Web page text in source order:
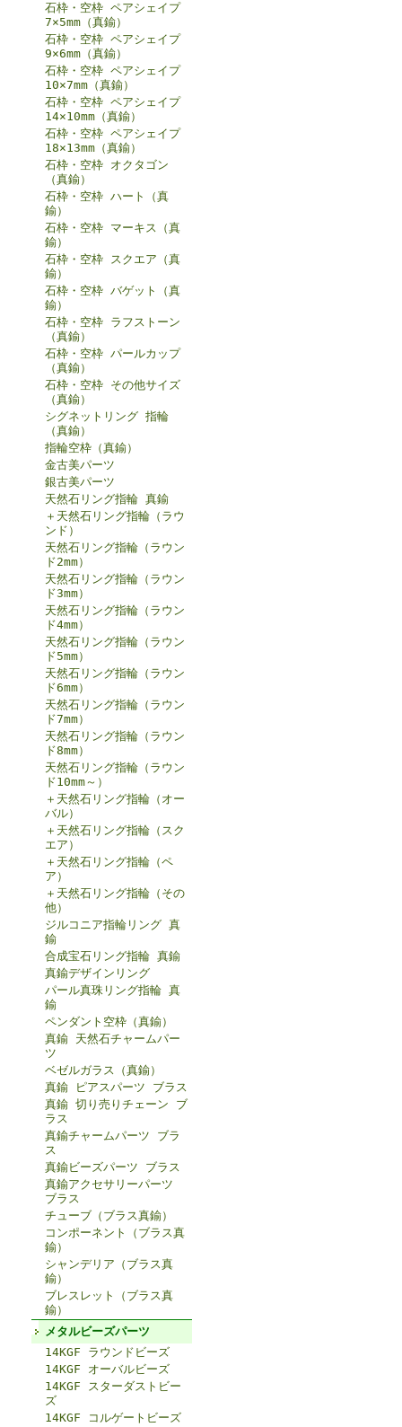
石枠・空枠 ペアシェイプ
7×5mm（真鍮）
石枠・空枠 ペアシェイプ
9×6mm（真鍮）
石枠・空枠 ペアシェイプ
10×7mm（真鍮）
石枠・空枠 ペアシェイプ
14×10mm（真鍮）
石枠・空枠 ペアシェイプ
18×13mm（真鍮）
石枠・空枠 オクタゴン
（真鍮）
石枠・空枠 ハート（真
鍮）
石枠・空枠 マーキス（真
鍮）
石枠・空枠 スクエア（真
鍮）
石枠・空枠 バゲット（真
鍮）
石枠・空枠 ラフストーン
（真鍮）
石枠・空枠 パールカップ
（真鍮）
石枠・空枠 その他サイズ
（真鍮）
シグネットリング 指輪
（真鍮）
指輪空枠（真鍮）
金古美パーツ
銀古美パーツ
天然石リング指輪 真鍮
＋天然石リング指輪（ラウ
ンド）
天然石リング指輪（ラウン
ド2mm）
天然石リング指輪（ラウン
ド3mm）
天然石リング指輪（ラウン
ド4mm）
天然石リング指輪（ラウン
ド5mm）
天然石リング指輪（ラウン
ド6mm）
天然石リング指輪（ラウン
ド7mm）
天然石リング指輪（ラウン
ド8mm）
天然石リング指輪（ラウン
ド10mm～）
＋天然石リング指輪（オー
バル）
＋天然石リング指輪（スク
エア）
＋天然石リング指輪（ペ
ア）
＋天然石リング指輪（その
他）
ジルコニア指輪リング 真
鍮
合成宝石リング指輪 真鍮
真鍮デザインリング
パール真珠リング指輪 真
鍮
ペンダント空枠（真鍮）
真鍮 天然石チャームパー
ツ
ベゼルガラス（真鍮）
真鍮 ピアスパーツ ブラス
真鍮 切り売りチェーン ブ
ラス
真鍮チャームパーツ ブラ
ス
真鍮ビーズパーツ ブラス
真鍮アクセサリーパーツ
ブラス
チューブ（ブラス真鍮）
コンポーネント（ブラス真
鍮）
シャンデリア（ブラス真
鍮）
ブレスレット（ブラス真
鍮）
メタルビーズパーツ
14KGF ラウンドビーズ
14KGF オーバルビーズ
14KGF スターダストビー
ズ
14KGF コルゲートビーズ